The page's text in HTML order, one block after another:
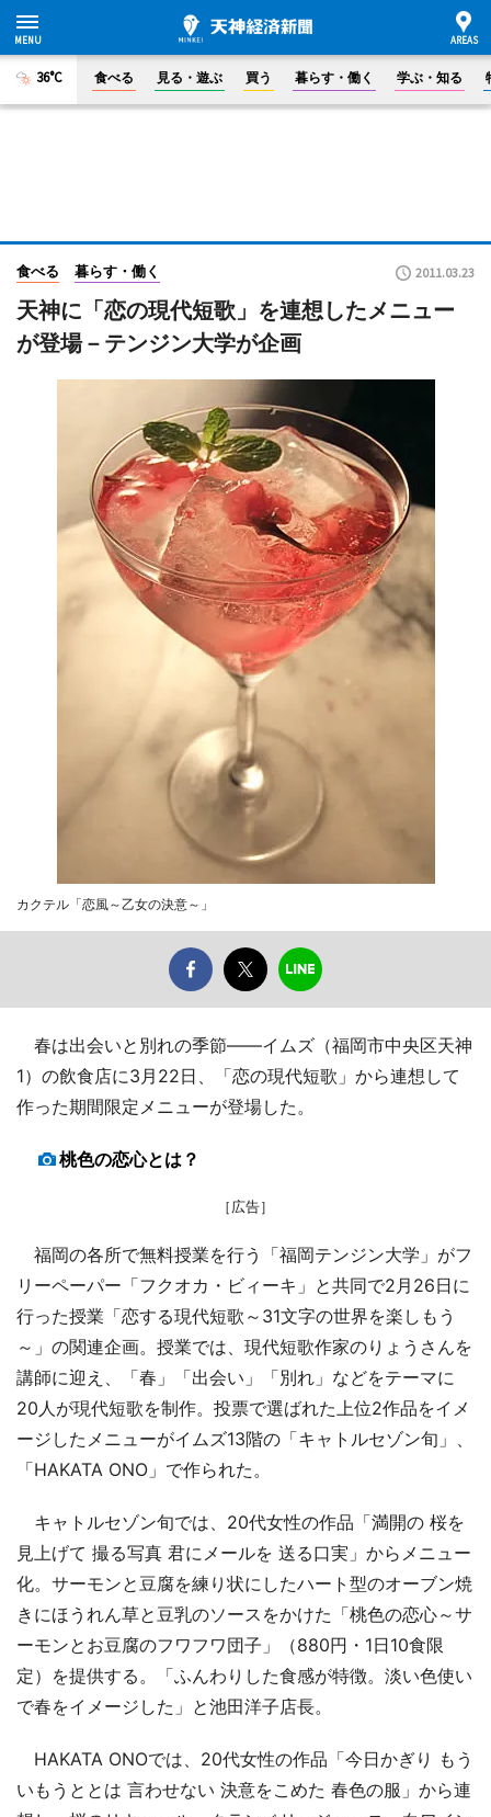
36°C 食べる 見る・遊ぶ 買う 暮らす・働く 学ぶ・知る
食べる 暮らす・働く 2011.03.23
天神に「恋の現代短歌」を連想したメニュー
が登場－テンジン大学が企画
カクテル「恋風～乙女の決意～」
春は出会いと別れの季節――イムズ（福岡市中央区天神
1）の飲食店に3月22日、「恋の現代短歌」から連想して
作った期間限定メニューが登場した。
桃色の恋心とは？
［広告］
福岡の各所で無料授業を行う「福岡テンジン大学」がフ
リーペーパー「フクオカ・ビィーキ」と共同で2月26日に
行った授業「恋する現代短歌～31文字の世界を楽しもう
～」の関連企画。授業では、現代短歌作家のりょうさんを
講師に迎え、「春」「出会い」「別れ」などをテーマに
20人が現代短歌を制作。投票で選ばれた上位2作品をイメ
ージしたメニューがイムズ13階の「キャトルセゾン旬」、
「HAKATA ONO」で作られた。
キャトルセゾン旬では、20代女性の作品「満開の 桜を
見上げて 撮る写真 君にメールを 送る口実」からメニュー
化。サーモンと豆腐を練り状にしたハート型のオーブン焼
きにほうれん草と豆乳のソースをかけた「桃色の恋心～サ
ーモンとお豆腐のフワフワ団子」（880円・1日10食限
定）を提供する。「ふんわりした食感が特徴。淡い色使い
で春をイメージした」と池田洋子店長。
HAKATA ONOでは、20代女性の作品「今日かぎり もう
いもうととは 言わせない 決意をこめた 春色の服」から連